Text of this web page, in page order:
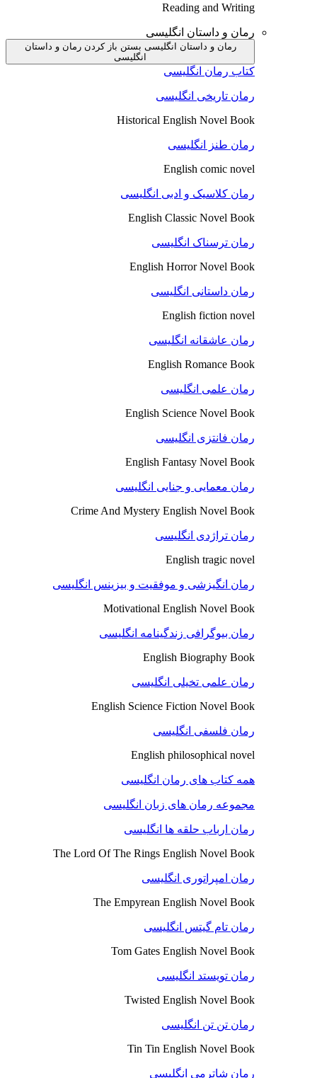
Reading and Writing
رمان و داستان انگلیسی
رمان و داستان انگلیسی بستن باز کردن رمان و داستان
انگلیسی
کتاب رمان انگلیسی
رمان تاریخی انگلیسی
Historical English Novel Book
رمان طنز انگلیسی
English comic novel
رمان کلاسیک و ادبی انگلیسی
English Classic Novel Book
رمان ترسناک انگلیسی
English Horror Novel Book
رمان داستانی انگلیسی
English fiction novel
رمان عاشقانه انگلیسی
English Romance Book
رمان علمی انگلیسی
English Science Novel Book
رمان فانتزی انگلیسی
English Fantasy Novel Book
رمان معمایی و جنایی انگلیسی
Crime And Mystery English Novel Book
رمان تراژدی انگلیسی
English tragic novel
رمان انگیزشی و موفقیت و بیزینس انگلیسی
Motivational English Novel Book
رمان بیوگرافی زندگینامه انگلیسی
English Biography Book
رمان علمی تخیلی انگلیسی
English Science Fiction Novel Book
رمان فلسفی انگلیسی
English philosophical novel
همه کتاب های رمان انگلیسی
مجموعه رمان های زبان انگلیسی
رمان ارباب حلقه ها انگلیسی
The Lord Of The Rings English Novel Book
رمان امپراتوری انگلیسی
The Empyrean English Novel Book
رمان تام گیتس انگلیسی
Tom Gates English Novel Book
رمان تویستد انگلیسی
Twisted English Novel Book
رمان تن تن انگلیسی
Tin Tin English Novel Book
رمان شاترمی انگلیسی